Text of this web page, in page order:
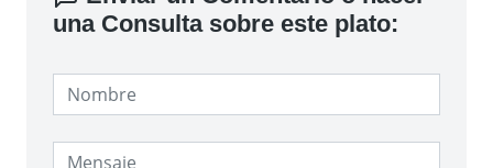
una Consulta sobre este plato: